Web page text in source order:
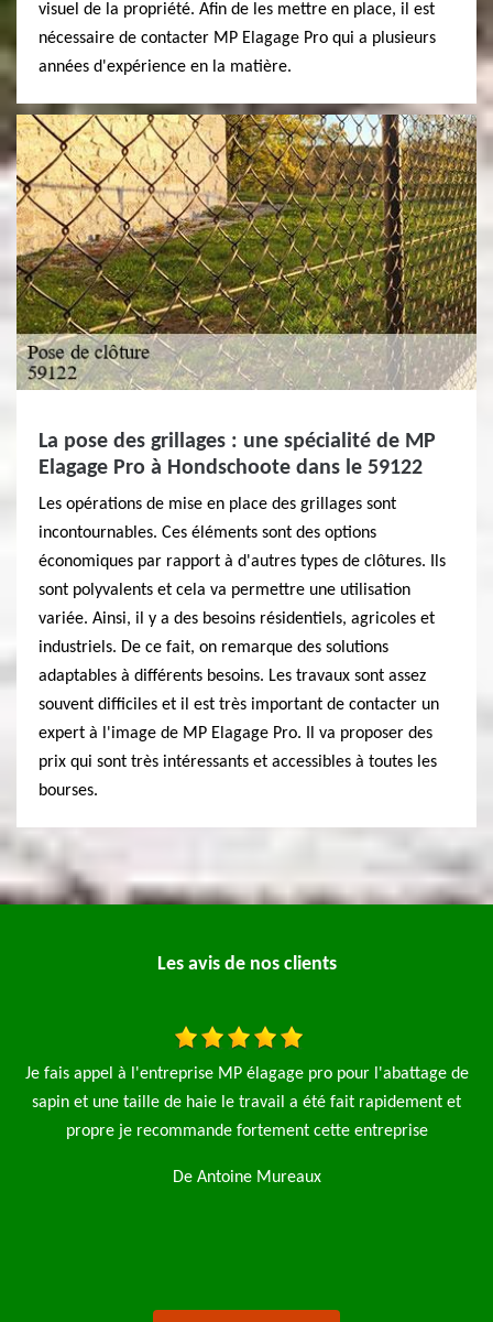
visuel de la propriété. Afin de les mettre en place, il est
nécessaire de contacter MP Elagage Pro qui a plusieurs
années d'expérience en la matière.
La pose des grillages : une spécialité de MP
Elagage Pro à Hondschoote dans le 59122
Les opérations de mise en place des grillages sont
incontournables. Ces éléments sont des options
économiques par rapport à d'autres types de clôtures. Ils
sont polyvalents et cela va permettre une utilisation
variée. Ainsi, il y a des besoins résidentiels, agricoles et
industriels. De ce fait, on remarque des solutions
adaptables à différents besoins. Les travaux sont assez
souvent difficiles et il est très important de contacter un
expert à l'image de MP Elagage Pro. Il va proposer des
prix qui sont très intéressants et accessibles à toutes les
bourses.
Les avis de nos clients
pour l'abattage de
fait rapidement et
entreprise
J’ai fait appel à l’entreprise MP élagage
pelouse et l’abattage d’une avec
Très bon travail je